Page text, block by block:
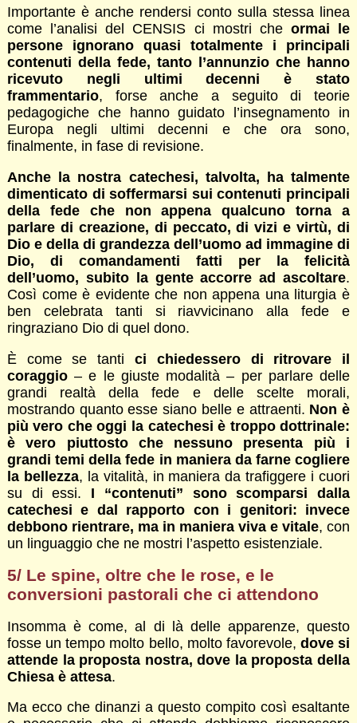
Importante è anche rendersi conto sulla stessa linea
come l’analisi del CENSIS ci mostri che ormai le
persone ignorano quasi totalmente i principali
contenuti della fede, tanto l’annunzio che hanno
ricevuto negli ultimi decenni è stato
frammentario, forse anche a seguito di teorie
pedagogiche che hanno guidato l’insegnamento in
Europa negli ultimi decenni e che ora sono,
finalmente, in fase di revisione.
Anche la nostra catechesi, talvolta, ha talmente
dimenticato di soffermarsi sui contenuti principali
della fede che non appena qualcuno torna a
parlare di creazione, di peccato, di vizi e virtù, di
Dio e della di grandezza dell’uomo ad immagine di
Dio, di comandamenti fatti per la felicità
dell’uomo, subito la gente accorre ad ascoltare.
Così come è evidente che non appena una liturgia è
ben celebrata tanti si riavvicinano alla fede e
ringraziano Dio di quel dono.
È come se tanti ci chiedessero di ritrovare il
coraggio– e le giuste modalità – per parlare delle
grandi realtà della fede e delle scelte morali,
mostrando quanto esse siano belle e attraenti. Non è
più vero che oggi la catechesi è troppo dottrinale:
è vero piuttosto che nessuno presenta più i
grandi temi della fede in maniera da farne cogliere
la bellezza, la vitalità, in maniera da trafiggere i cuori
su di essi. I “contenuti” sono scomparsi dalla
catechesi e dal rapporto con i genitori: invece
debbono rientrare, ma in maniera viva e vitale, con
un linguaggio che ne mostri l’aspetto esistenziale.
5/ Le spine, oltre che le rose, e le
conversioni pastorali che ci attendono
Insomma è come, al di là delle apparenze, questo
fosse un tempo molto bello, molto favorevole, dove si
attende la proposta nostra, dove la proposta della
Chiesa è attesa.
Ma ecco che dinanzi a questo compito così esaltante